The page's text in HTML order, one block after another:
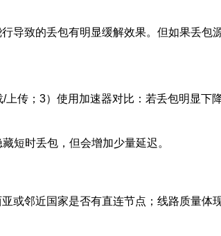
导致的丢包有明显缓解效果。但如果丢包
传；3）使用加速器对比：若丢包明显下
短时丢包，但会增加少量延迟。
或邻近国家是否有直连节点；线路质量体